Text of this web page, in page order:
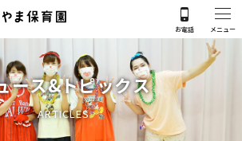
ース&トピックス
ARTICLES